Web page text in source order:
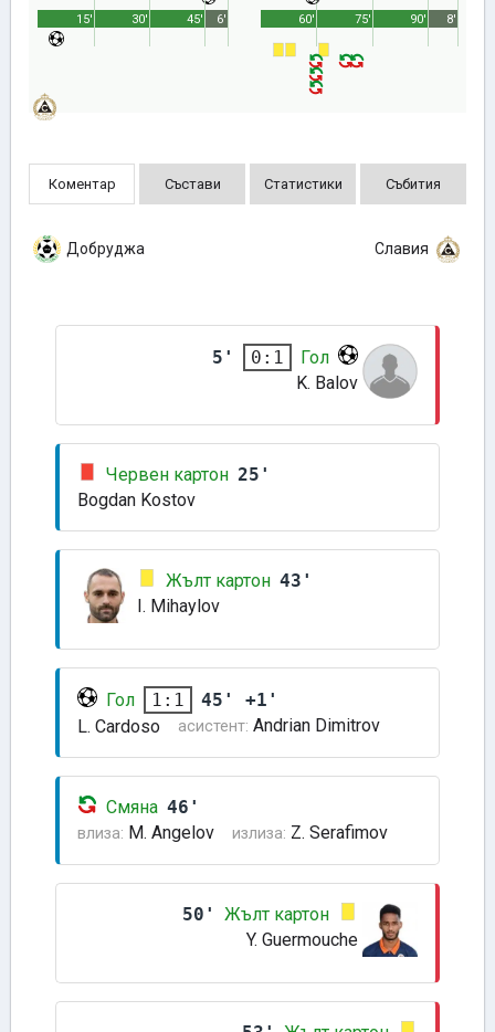
45'
15' 30' 6' 90'
60' 75' 8'
Коментар Състави Статистики Събития
Добруджа Славия
5' 0:1
Гол
K. Balov
Червен картон 25'
Bogdan Kostov
Жълт картон 43'
I. Mihaylov
Гол 1:1
45' +1'
L. Cardoso
асистент: Andrian Dimitrov
Смяна 46'
влиза: M. Angelov излиза: Z. Serafimov
50'
Жълт картон
Y. Guermouche